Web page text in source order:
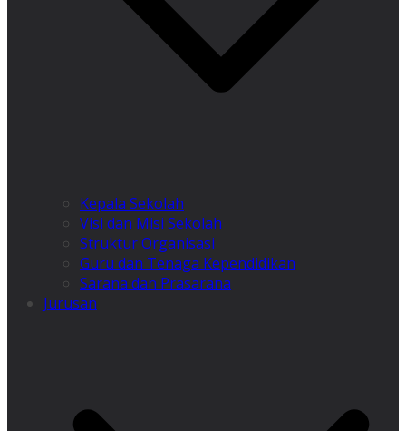
Kepala Sekolah
Visi dan Misi Sekolah
Struktur Organisasi
Guru dan Tenaga Kependidikan
Sarana dan Prasarana
Jurusan